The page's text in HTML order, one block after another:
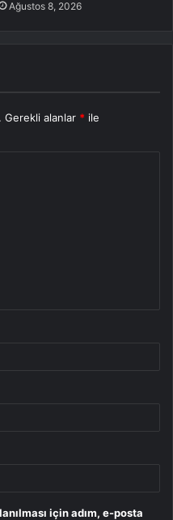
Ağustos 8, 2026
Gerekli alanlar * ile
için adım, e-posta